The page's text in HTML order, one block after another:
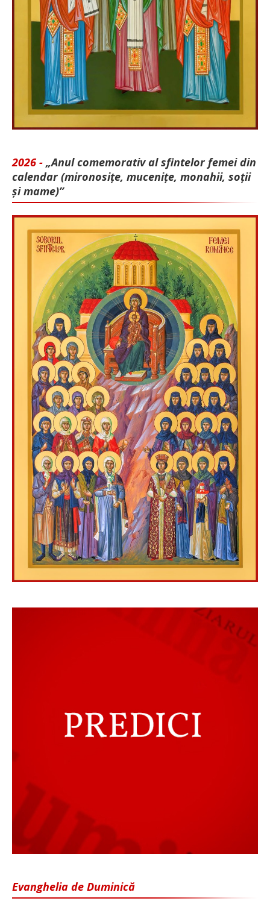
2026 - „Anul comemorativ al sfintelor femei din
calendar (mironosițe, mu­cenițe, monahii, soții
și mame)”
Evanghelia de Duminică